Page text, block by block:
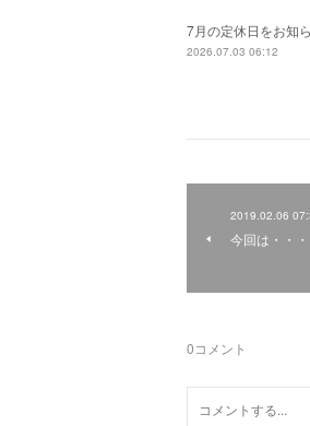
7月の定休日をお知
2026.07.03 06:12
2019.02.06
今回は・・・
0コメント